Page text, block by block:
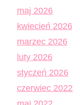
maj 2026
kwiecień 2026
marzec 2026
luty 2026
styczeń 2026
czerwiec 2022